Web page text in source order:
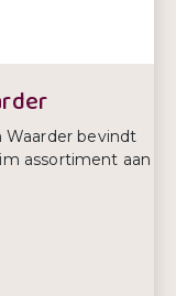
bevindt
assortiment aan